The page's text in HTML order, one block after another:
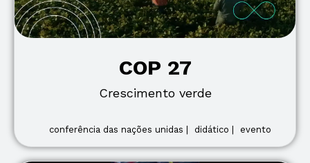
COP 27
Crescimento verde
conferência das nações unidas | didático | evento